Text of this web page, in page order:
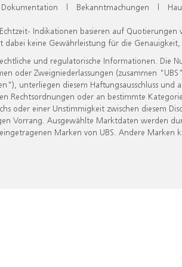
Dokumentation | Bekanntmachungen |
Indikationen basieren auf
dabei keine Gewährleistung für die
und regulatorische Informationen. Die
oder Zweigniederlassungen (zusammen
unterliegen diesem Haftungsausschluss
Rechtsordnungen oder an bestimmte
oder einer Unstimmigkeit zwischen diesem
Vorrang. Ausgewählte Marktdaten werden
Marken von UBS. Andere Marken